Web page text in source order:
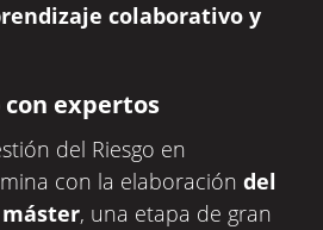
colaborativo y
con expertos
del Riesgo en
con la elaboracióndel
, una etapa de gran